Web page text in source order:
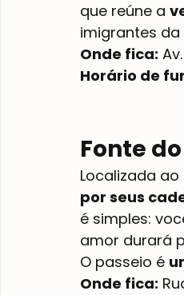
que reúne a
imigrantes da
Onde fica:
Horário de
Fonte
Localizada
por seus
é simples:
amor durará
O passeio é
Onde fica: